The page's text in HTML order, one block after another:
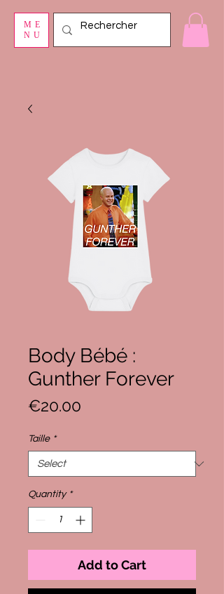
ME
NU
Body Bébé :
Gunther Forever
€20.00
Taille *
Quantity *
Add to Cart